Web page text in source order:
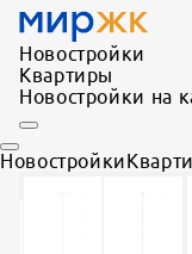
Новостройки
Квартиры
Новостройки на
Новостройки